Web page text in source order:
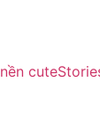
cute